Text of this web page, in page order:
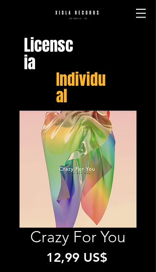
Licensc
ia
Individu
al
Crazy For You
12,99 US$Precio